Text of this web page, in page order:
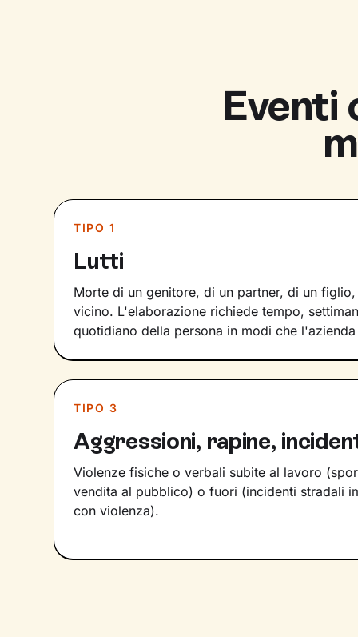
Eventi
TIPO 1
Lutti
Morte di un genitore, di un partner, di un
vicino. L'elaborazione richiede tempo,
quotidiano della persona in modi che
TIPO 3
Aggressioni, rapine,
Violenze fisiche o verbali subite al lavoro
vendita al pubblico) o fuori (incidenti stradali
con violenza).